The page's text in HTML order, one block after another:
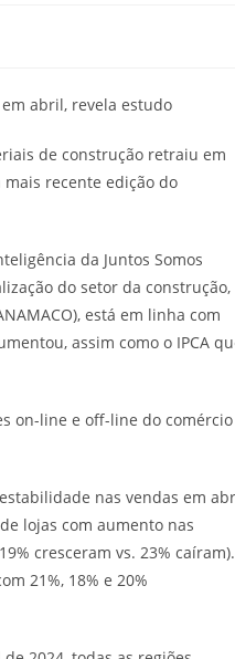
de construção retraiu em
mais recente edição do
da Juntos Somos
do setor da construção,
está em linha com
assim como o IPCA
on-line e off-line do comércio
nas vendas em
lojas com aumento nas
cresceram vs. 23% caíram).
21%, 18% e 20%